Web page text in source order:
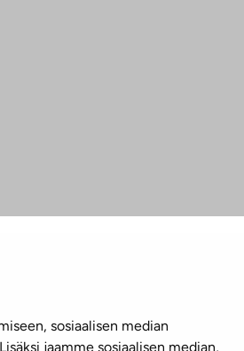
sosiaalisen median
jaamme sosiaalisen median,